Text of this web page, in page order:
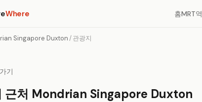
Where 홈MRT역
Singapore Duxton /관광지
기
근처 Mondrian Singapore Duxton